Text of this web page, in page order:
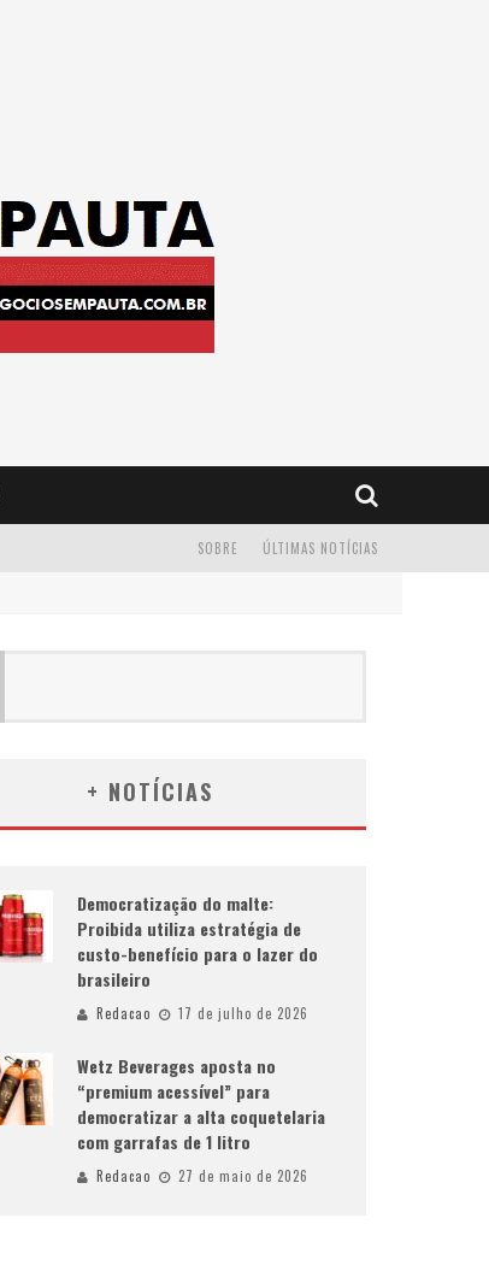
ÚLTIMAS NOTÍCIAS
SOBRE
+ NOTÍCIAS
Democratização do malte:
Proibida utiliza estratégia de
custo-benefício para o lazer do
brasileiro
Redacao 17 de julho de 2026
Wetz Beverages aposta no
“premium acessível” para
democratizar a alta coquetelaria
com garrafas de 1 litro
Redacao 27 de maio de 2026